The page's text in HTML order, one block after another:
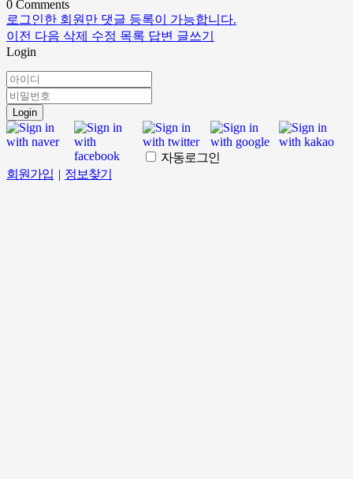
0 Comments
로그인한 회원만 댓글 등록이 가능합니다.
이전 다음 삭제 수정 목록 답변 글쓰기
Login
Login
자동로그인
회원가입 | 정보찾기